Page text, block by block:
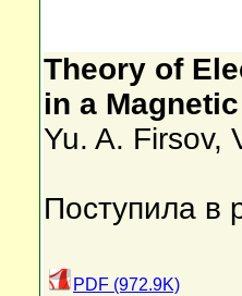
Theory of
in a
Yu. A. Firsov,
Поступила в
PDF (972.9K)